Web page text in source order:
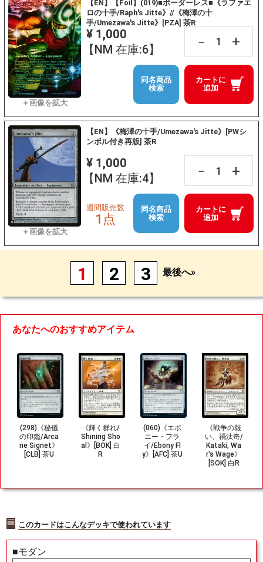
【EN】【Foil】(019)■ボーダーレス■《ラファエ
ロの十手/Raph's Jitte》//《梅澤の十
手/Umezawa's Jitte》[PZA] 茶R
¥ 1,000
【NM 在庫:6】
－ +
カートに
追加
同名商品
検索
【EN】《梅澤の十手/Umezawa's Jitte》[PWシ
ンボル付き再版] 茶R
¥ 1,000
【NM 在庫:4】
－ +
カートに
追加
週間販売数
1点
同名商品
検索
1 2 3 最後へ»
あなたへのおすすめアイテム
(298)《秘儀
の印鑑/Arca
ne Signet》
[CLB] 茶U
《輝く群れ/
Shining Sho
al》[BOK] 白
R
(060)《エボ
ニー・フラ
イ/Ebony Fl
y》[AFC] 茶U
《戦争の報
い、禍汰奇/
Kataki, Wa
r's Wage》
[SOK] 白R
このカードはこんなデッキで使われています
■モダン